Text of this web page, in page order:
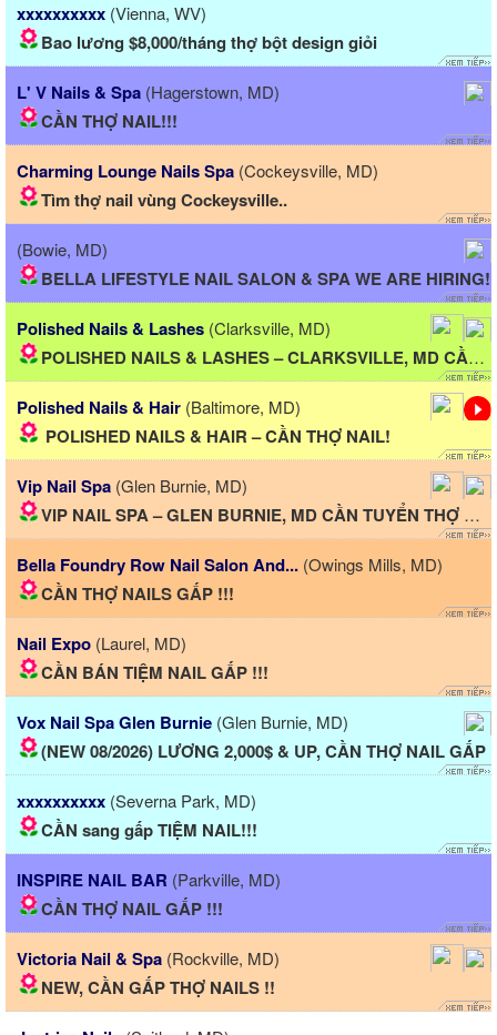
xxxxxxxxxx (Vienna, WV)
Bao lương $8,000/tháng thợ bột design giỏi
L' V Nails & Spa (Hagerstown, MD)
CẦN THỢ NAIL!!!
Charming Lounge Nails Spa (Cockeysville, MD)
Tìm thợ nail vùng Cockeysville..
(Bowie, MD)
BELLA LIFESTYLE NAIL SALON & SPA WE ARE HIRING!
Polished Nails & Lashes (Clarksville, MD)
POLISHED NAILS & LASHES – CLARKSVILLE, MD CẦN TUYỂN...
Polished Nails & Hair (Baltimore, MD)
​ POLISHED NAILS & HAIR – CẦN THỢ NAIL!
Vip Nail Spa (Glen Burnie, MD)
VIP NAIL SPA – GLEN BURNIE, MD CẦN TUYỂN THỢ NAIL
Bella Foundry Row Nail Salon And... (Owings Mills, MD)
CẦN THỢ NAILS GẤP !!!
Nail Expo (Laurel, MD)
CẦN BÁN TIỆM NAIL GẤP !!!
Vox Nail Spa Glen Burnie (Glen Burnie, MD)
(NEW 08/2026) LƯƠNG 2,000$ & UP, CẦN THỢ NAIL GẤP
xxxxxxxxxx (Severna Park, MD)
CẦN sang gấp TIỆM NAIL!!!
INSPIRE NAIL BAR (Parkville, MD)
CẦN THỢ NAIL GẤP !!!
Victoria Nail & Spa (Rockville, MD)
NEW, CẦN GẤP THỢ NAILS !!